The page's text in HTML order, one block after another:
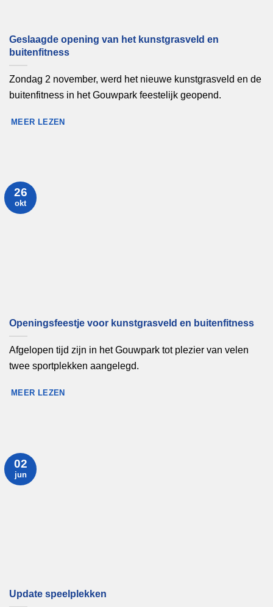
Geslaagde opening van het kunstgrasveld en
buitenfitness
Zondag 2 november, werd het nieuwe kunstgrasveld en de
buitenfitness in het Gouwpark feestelijk geopend.
MEER LEZEN
Openingsfeestje voor kunstgrasveld en buitenfitness
Afgelopen tijd zijn in het Gouwpark tot plezier van velen
twee sportplekken aangelegd.
MEER LEZEN
26
okt
Update speelplekken
02
jun